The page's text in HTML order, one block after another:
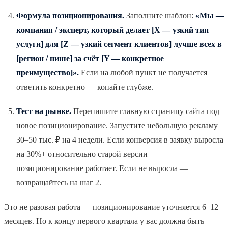
Формула позиционирования. Заполните шаблон: «Мы —
компания / эксперт, который делает [X — узкий тип
услуги] для [Z — узкий сегмент клиентов] лучше всех в
[регион / нише] за счёт [Y — конкретное
преимущество]». Если на любой пункт не получается
ответить конкретно — копайте глубже.
Тест на рынке. Перепишите главную страницу сайта под
новое позиционирование. Запустите небольшую рекламу
30–50 тыс. ₽ на 4 недели. Если конверсия в заявку выросла
на 30%+ относительно старой версии —
позиционирование работает. Если не выросла —
возвращайтесь на шаг 2.
Это не разовая работа — позиционирование уточняется 6–12
месяцев. Но к концу первого квартала у вас должна быть